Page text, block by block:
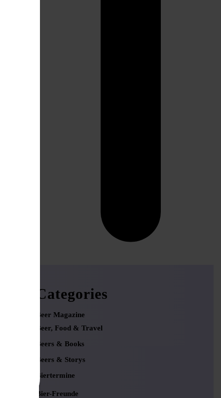
Categories
Beer Magazine
Beer, Food & Travel
Beers & Books
Beers & Storys
Biertermine
Bier-Freunde